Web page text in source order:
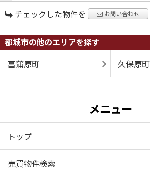
チェックした物件を お問い合わせ
都城市の他のエリアを探す
菖蒲原町
久保原町
メニュー
トップ
売買物件検索